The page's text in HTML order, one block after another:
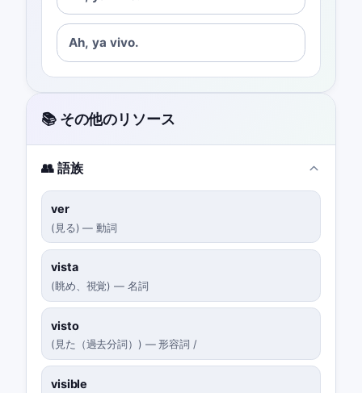
Ah, ya vivo.
📚 その他のリソース
👥 語族
ver
( 見る) —動詞
vista
( 眺め、視覚) — 名詞
visto
( 見た（過去分詞） ) —形容詞 /
visible